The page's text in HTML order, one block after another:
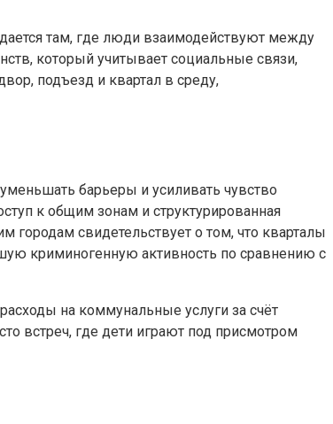
там, где люди взаимодействуют между
который учитывает социальные связи,
подъезд и квартал в среду,
барьеры и усиливать чувство
к общим зонам и структурированная
городам свидетельствует о том, что кварталы
криминогенную активность по сравнению с
на коммунальные услуги за счёт
встреч, где дети играют под присмотром